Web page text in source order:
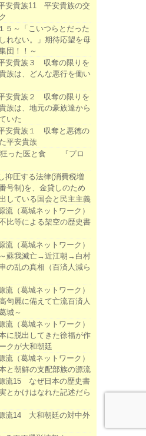
安貴族11 平安貴族の交
５～「こいつらとだった
れない。」期待応望を母
団！！～
安貴族３ 収奪の限りを
族は、どんな悪行を働い
安貴族２ 収奪の限りを
族は、地元の豪族達から
いた
安貴族１ 収奪と悪徳の
平安貴族
狂った医と食 『プロ
抑圧する法律(消費税増
号制)を、金貸しのため
している国会と民主主義
流（葛城ネットワーク）
比等による架空の歴史書
流（葛城ネットワーク）
蘇我滅亡→近江朝→白村
の乱の真相（百済人減ら
流（葛城ネットワーク）
句麗に備えて亡流百済人
城～
流（葛城ネットワーク）
に脱出してきた徐福が作
クが大和朝廷
流（葛城ネットワーク）
と朝鮮の支配部族の源流
流15 なぜ日本の歴史書
とかけはなれた記述だら
流14 大和朝廷の対中外